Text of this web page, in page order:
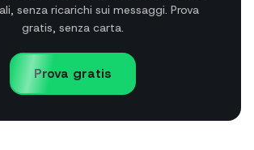
senza ricarichi sui messaggi. Prova
gratis, senza carta.
Prova gratis